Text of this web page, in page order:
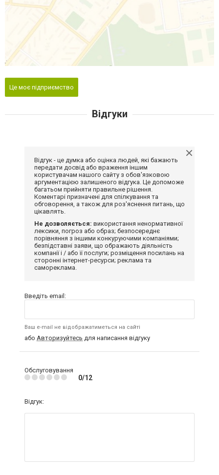
Це моє підприємство
Відгуки
Відгук - це думка або оцінка людей, які бажають
передати досвід або враження іншим
користувачам нашого сайту з обов'язковою
аргументацією залишеного відгука. Це допоможе
багатьом прийняти правильне рішення.
Коментарі призначені для спілкування та
обговорення, а також для роз'яснення питань, що
цікавлять.
Не дозволяється: використання ненормативної
лексики, погроз або образ; безпосереднє
порівняння з іншими конкуруючими компаніями;
безпідставні заяви, що ображають діяльність
компанії і / або її послуги; розміщення посилань на
сторонні інтернет-ресурси; реклама та
самореклама.
Введіть email:
Ваш e-mail не відображатиметься на сайті
або Авторизуйтесь для написання відгуку
Обслуговування
0/12
Відгук: